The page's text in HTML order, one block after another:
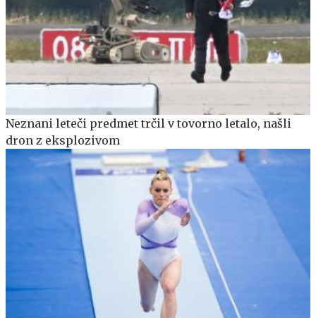
Neznani leteči predmet trčil v tovorno letalo, našli
dron z eksplozivom